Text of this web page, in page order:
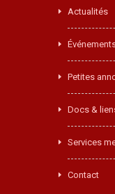
Actualités
Petites
Docs &
Services
Contact